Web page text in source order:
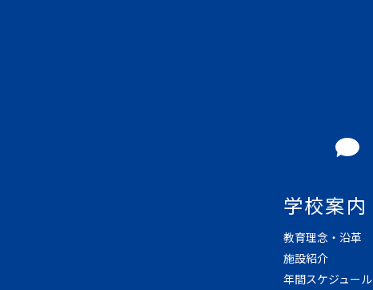
学校案内
教育理念・沿革
施設紹介
年間スケジュール